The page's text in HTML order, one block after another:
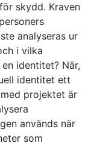
skydd. Kraven
analyseras ur
i vilka
identitet? När,
identitet ett
projektet är
används när
som